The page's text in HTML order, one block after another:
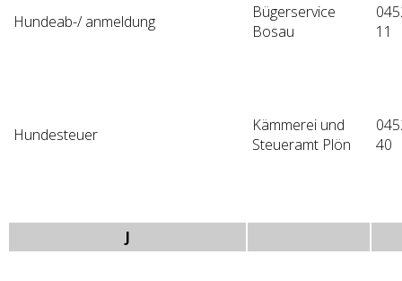
Hundeab-/ anmeldung
Bügerservice
Bosau
11
Hundesteuer
Kämmerei und
Steueramt Plön
40
J